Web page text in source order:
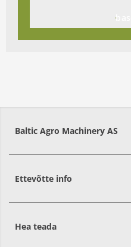
Baltic Agro Machinery AS
75306Harjumaa
Ettevõtte info
Hea teada